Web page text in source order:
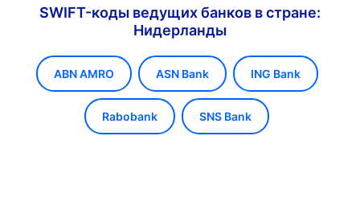
SWIFT-коды ведущих банков в стране:
Нидерланды
ABN AMRO ASN Bank ING Bank
Rabobank SNS Bank